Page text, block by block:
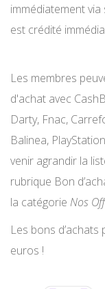
immédiatement
est crédité
Les membres
d'achat avec
Darty, Fnac,
Balinea,
venir agrandir la
rubrique Bon
la catégorie Nos
Les bons d’achats
euros !